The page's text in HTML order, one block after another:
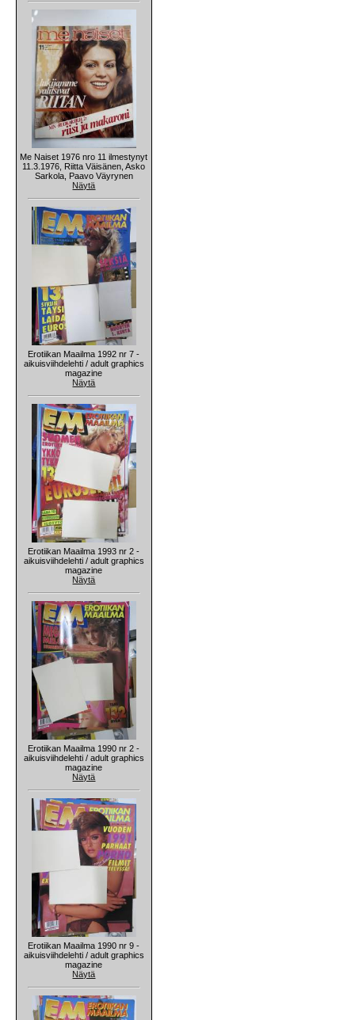
Me Naiset 1976 nro 11 ilmestynyt
11.3.1976, Riitta Väisänen, Asko
Sarkola, Paavo Väyrynen
Näytä
Erotiikan Maailma 1992 nr 7 -
aikuisviihdelehti / adult graphics
magazine
Näytä
Erotiikan Maailma 1993 nr 2 -
aikuisviihdelehti / adult graphics
magazine
Näytä
Erotiikan Maailma 1990 nr 2 -
aikuisviihdelehti / adult graphics
magazine
Näytä
Erotiikan Maailma 1990 nr 9 -
aikuisviihdelehti / adult graphics
magazine
Näytä